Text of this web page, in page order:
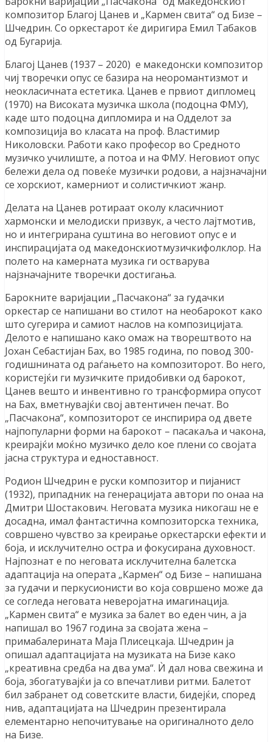
композитор Благој Цанев и „Кармен свита“ од Бизе –
Шчедрин. Со оркестарот ќе диригира Емил Табаков
од Бугарија.
Благој Цанев (1937 – 2020) е македонски композитор
чиј творечки опус се базира на неоромантизмот и
неокласичната естетика. Цанев е првиот дипломец
(1970) на Високата музичка школа (подоцна ФМУ),
каде што подоцна дипломира и на Одделот за
композиција во класата на проф. Властимир
Николовски. Работи како професор во Средното
музичко училиште, а потоа и на ФМУ. Неговиот опус
бележи дела од повеќе музички родови, а најзначајни
се хорскиот, камерниот и солистичкиот жанр.
Делата на Цанев ротираат околу класичниот
хармонски и мелодиски призвук, а често лајтмотив,
но и интегрирана суштина во неговиот опус е и
инспирацијата од македонскиотмузичкифолклор. На
полето на камерната музика ги остварува
најзначајните творечки достигања.
Барокните варијации „Пасчакона“ за гудачки
оркестар се напишани во стилот на необарокот како
што сугерира и самиот наслов на композицијата.
Делото е напишано како омаж на творештвото на
Јохан Себастијан Бах, во 1985 година, по повод 300-
годишнината од раѓањето на композиторот. Во него,
користејќи ги музичките придобивки од барокот,
Цанев вешто и инвентивно го трансформира опусот
на Бах, вметнувајќи свој автентичен печат. Во
„Пасчакона“, композиторот се инспирира од двете
најпопуларни форми на барокот – пасакаља и чакона,
креирајќи моќно музичко дело кое плени со својата
јасна структура и едноставност.
Родион Шчедрин е руски композитор и пијанист
(1932), припадник на генерацијата автори по онаа на
Дмитри Шостакович. Неговата музика никогаш не е
досадна, имал фантастична композиторска техника,
совршено чувство за креирање оркестарски ефекти и
боја, и исклучително остра и фокусиранa духовност.
Најпознат е по неговата исклучителна балетска
адаптација на операта „Кармен“ од Бизе – напишана
за гудачи и перкусионисти во која совршено може да
се согледа неговата неверојатна имагинација.
„Кармен свита“ е музика за балет во еден чин, а ја
напишал во 1967 година за својата жена –
примабалерината Маја Плисецкаја. Шчедрин ја
опишал адаптацијата на музиката на Бизе како
„креативна средба на два ума“. Ѝ дал нова свежина и
боја, збогатувајќи ја со впечатливи ритми. Балетот
бил забранет од советските власти, бидејќи, според
нив, адаптацијата на Шчедрин презентирала
елементарно непочитување на оригиналното дело
на Бизе.